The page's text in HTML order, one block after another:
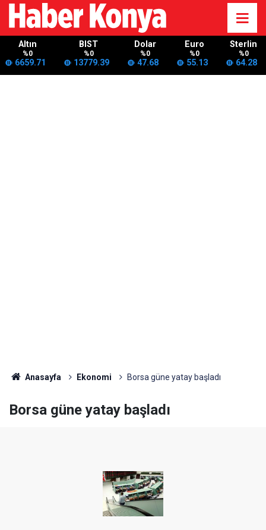
Altın
%0
6659.71
BIST
%0
13779.39
Dolar
%0
47.68
Euro
%0
55.13
Sterlin
%0
64.28
Anasayfa Ekonomi Borsa güne yatay başladı
Borsa güne yatay başladı